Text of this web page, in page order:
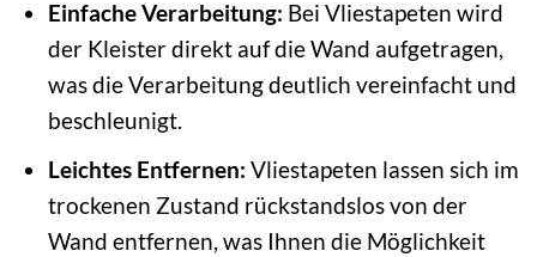
Einfache Verarbeitung: Bei Vliestapeten wird
der Kleister direkt auf die Wand aufgetragen,
was die Verarbeitung deutlich vereinfacht und
beschleunigt.
Leichtes Entfernen: Vliestapeten lassen sich im
trockenen Zustand rückstandslos von der
Wand entfernen, was Ihnen die Möglichkeit